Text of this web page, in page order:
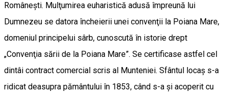
Româneşti. Mulţumirea euharistică adusă împreună lui
Dumnezeu se datora încheierii unei convenţii la Poiana Mare,
domeniul principelui sârb, cunoscută în istorie drept
„Convenţia sării de la Poiana Mare”. Se certificase astfel cel
dintâi contract comercial scris al Munteniei. Sfântul locaş s-a
ridicat dea­supra pământului în 1853, când s-a şi acoperit cu